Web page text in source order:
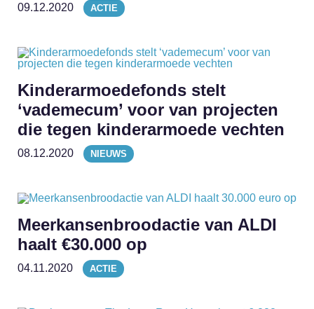
09.12.2020 ACTIE
Kinderarmoedefonds stelt
‘vademecum’ voor van projecten
die tegen kinderarmoede vechten
08.12.2020 NIEUWS
Meerkansenbroodactie van ALDI
haalt €30.000 op
04.11.2020 ACTIE